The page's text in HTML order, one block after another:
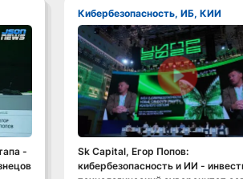
-
Кибербезопасность, ИБ, КИИ
Смотреть видео
Sk Capital, Егор Попов:
кибербезопасность и ИИ -